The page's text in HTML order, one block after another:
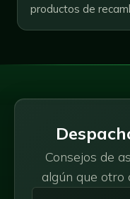
productos de
Consejos de
algún que otro